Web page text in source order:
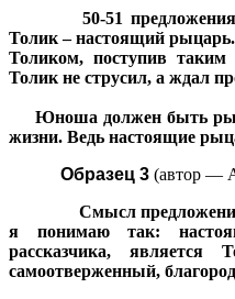
50-51 предложения
Толик – настоящий
Толиком, поступив таким
Толик не струсил, а ждал
Юноша должен быть
жизни. Ведь настоящие
Образец 3(автор —
Смысл
я понимаю так:
рассказчика,
самоотверженный,